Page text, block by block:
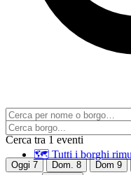
🗺 Tutti i borghi
Cerca tra 1 eventi
Oggi 7 Dom. 8 Dom 9